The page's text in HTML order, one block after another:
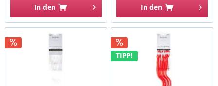
In den In den
TIPP!